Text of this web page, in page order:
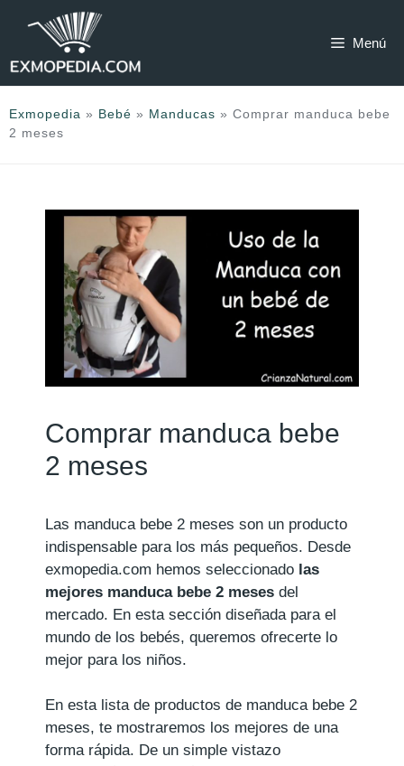
Menú
Exmopedia » Bebé » Manducas » Comprar manduca bebe
2 meses
Comprar manduca bebe
2 meses
Las manduca bebe 2 meses son un producto
indispensable para los más pequeños. Desde
exmopedia.com hemos seleccionado las
mejores manduca bebe 2 meses del
mercado. En esta sección diseñada para el
mundo de los bebés, queremos ofrecerte lo
mejor para los niños.
En esta lista de productos de manduca bebe 2
meses, te mostraremos los mejores de una
forma rápida. De un simple vistazo